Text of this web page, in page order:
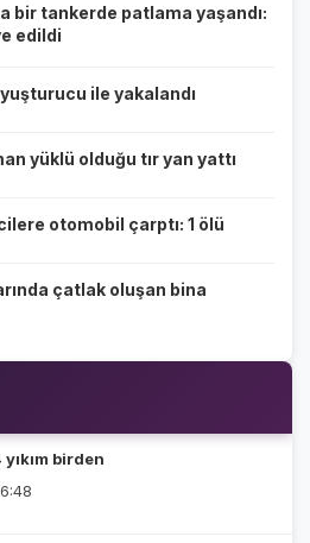
bir tankerde patlama yaşandı:
edildi
ile yakalandı
yüklü olduğu tır yan yattı
otomobil çarptı: 1 ölü
çatlak oluşan bina
birden